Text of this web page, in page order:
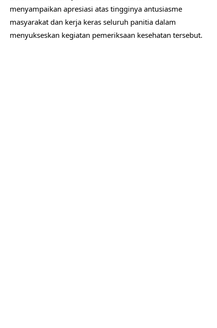
menyampaikan apresiasi atas tingginya antusiasme
masyarakat dan kerja keras seluruh panitia dalam
menyukseskan kegiatan pemeriksaan kesehatan tersebut.